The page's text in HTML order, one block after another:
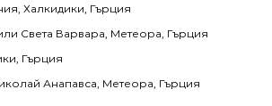
Халкидики, Гърция
Света Варвара, Метеора, Гърция
Гърция
Анапавса, Метеора, Гърция